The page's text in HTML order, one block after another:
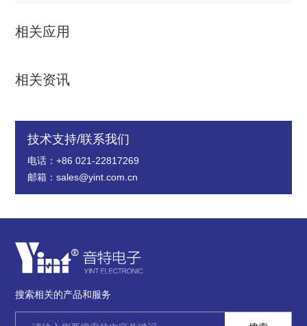
相关应用
相关资讯
技术支持/联系我们
电话：+86 021-22817269
邮箱：sales@yint.com.cn
搜索相关的产品和服务